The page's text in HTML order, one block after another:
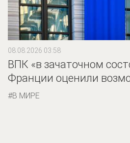
08.08.2026 03:58
ВПК «в зачаточном
Франции оценили
В МИРЕ